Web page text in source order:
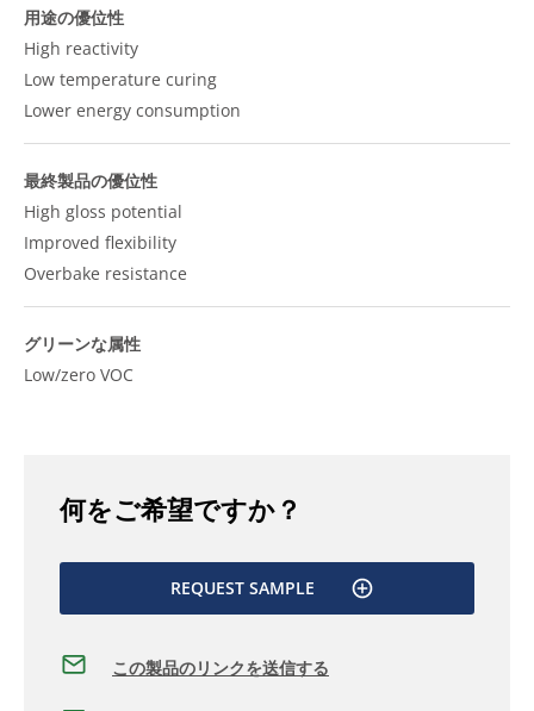
用途の優位性
High reactivity
Low temperature curing
Lower energy consumption
最終製品の優位性
High gloss potential
Improved flexibility
Overbake resistance
グリーンな属性
Low/zero VOC
何をご希望ですか？
REQUEST SAMPLE
この製品のリンクを送信する